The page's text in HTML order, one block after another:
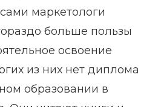
маркетологи
больше пользы
освоение
из них нет диплома
образовании в